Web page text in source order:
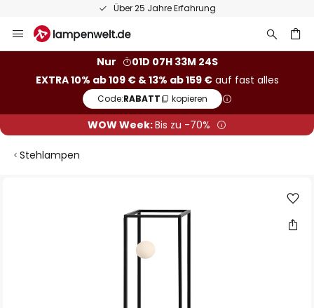
Über 25 Jahre Erfahrung
Inhalt
Nur
01D 07H 33M 24S
EXTRA 10% ab 109 € & 13% ab 159 €auf fast alles
Code:RABATT kopieren
WOW Week:Bis zu -70%
Stehlampen